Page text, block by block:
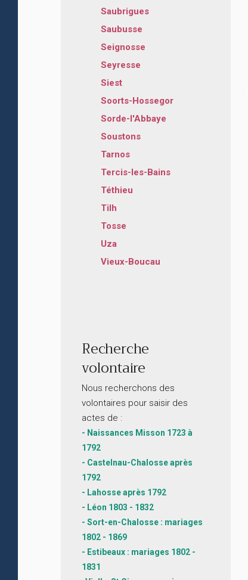
Saubrigues
Saubusse
Seignosse
Seyresse
Siest
Soorts-Hossegor
Sorde-l'Abbaye
Soustons
Tarnos
Tercis-les-Bains
Téthieu
Tilh
Tosse
Uza
Vieux-Boucau
Recherche
volontaire
Nous recherchons des
volontaires pour saisir des
actes de :
- Naissances Misson 1723 à
1792
- Castelnau-Chalosse après
1792
- Lahosse après 1792
- Léon 1803 - 1832
- Sort-en-Chalosse : mariages
1802 - 1869
- Estibeaux : mariages 1802 -
1831